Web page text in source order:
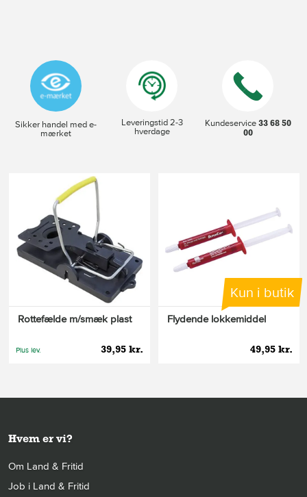
Sikker handel med e-
mærket
Leveringstid 2-3
hverdage
Kundeservice33 68 50
00
Rottefælde m/smæk plast
39,95 kr.
Plus lev.
Kun i butik
Flydende lokkemiddel
49,95 kr.
Hvem er vi?
Om Land & Fritid
Job i Land & Fritid